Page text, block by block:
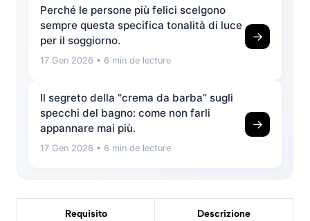
Perché le persone più felici scelgono
sempre questa specifica tonalità di luce
per il soggiorno.
17 Gen 2026 • 6 min de lecture
→
Il segreto della “crema da barba” sugli
specchi del bagno: come non farli
appannare mai più.
17 Gen 2026 • 6 min de lecture
→
Requisito Descrizione